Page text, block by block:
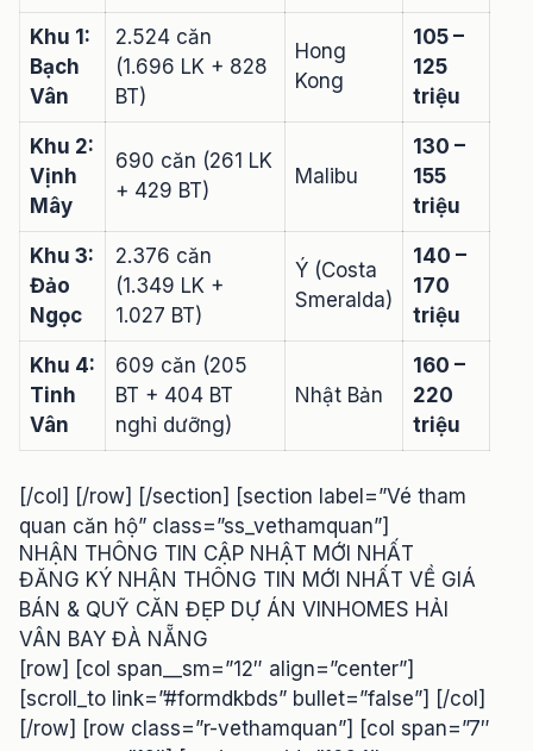
Khu 1:
Bạch
Vân
2.524 căn
(1.696 LK + 828
BT)
Hong
Kong
105 –
125
triệu
Khu 2:
Vịnh
Mây
690 căn (261 LK
+ 429 BT)
Malibu
130 –
155
triệu
Khu 3:
Đảo
Ngọc
2.376 căn
(1.349 LK +
1.027 BT)
Ý (Costa
Smeralda)
140 –
170
triệu
Khu 4:
Tinh
Vân
609 căn (205
BT + 404 BT
nghỉ dưỡng)
Nhật Bản
160 –
220
triệu
[/col] [/row] [/section] [section label=”Vé tham
quan căn hộ” class=”ss_vethamquan”]
NHẬN THÔNG TIN CẬP NHẬT MỚI NHẤT
ĐĂNG KÝ NHẬN THÔNG TIN MỚI NHẤT VỀ GIÁ
BÁN & QUỸ CĂN ĐẸP DỰ ÁN VINHOMES HẢI
VÂN BAY ĐÀ NẴNG
[row] [col span__sm=”12″ align=”center”]
[scroll_to link=”#formdkbds” bullet=”false”] [/col]
[/row] [row class=”r-vethamquan”] [col span=”7″